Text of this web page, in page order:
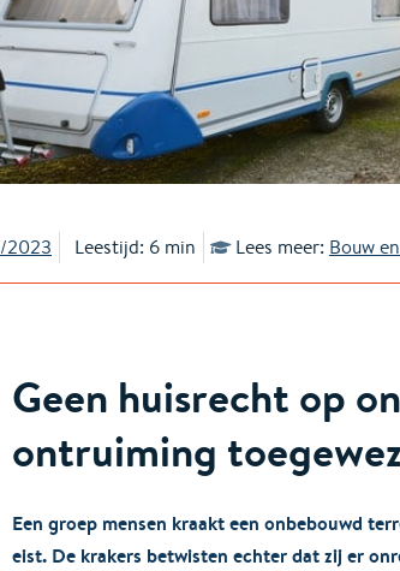
2023 Leestijd: 6 min Lees meer: Bouw
Geen huisrecht op
ontruiming
Een groep mensen kraakt een onbebouwd
eist. De krakers betwisten echter dat zij er